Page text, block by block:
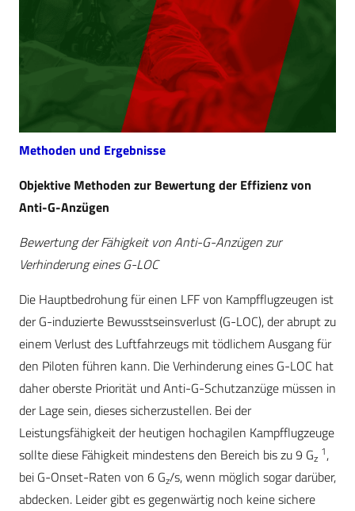
Methoden und Ergebnisse
Objektive Methoden zur Bewertung der Effizienz von
Anti-G-Anzügen
Bewertung der Fähigkeit von Anti-G-Anzügen zur
Verhinderung eines G-LOC
Die Hauptbedrohung für einen LFF von Kampfflugzeugen ist
der G-induzierte Bewusstseinsverlust (G-LOC), der abrupt zu
einem Verlust des Luftfahrzeugs mit tödlichem Ausgang für
den Piloten führen kann. Die Verhinderung eines G-LOC hat
daher oberste Priorität und Anti-G-Schutzanzüge müssen in
der Lage sein, dieses sicherzustellen. Bei der
Leistungsfähigkeit der heutigen hochagilen Kampfflugzeuge
sollte diese Fähigkeit mindestens den Bereich bis zu 9 Gz 1,
bei G-Onset-Raten von 6 Gz/s, wenn möglich sogar darüber,
abdecken. Leider gibt es gegenwärtig noch keine sichere